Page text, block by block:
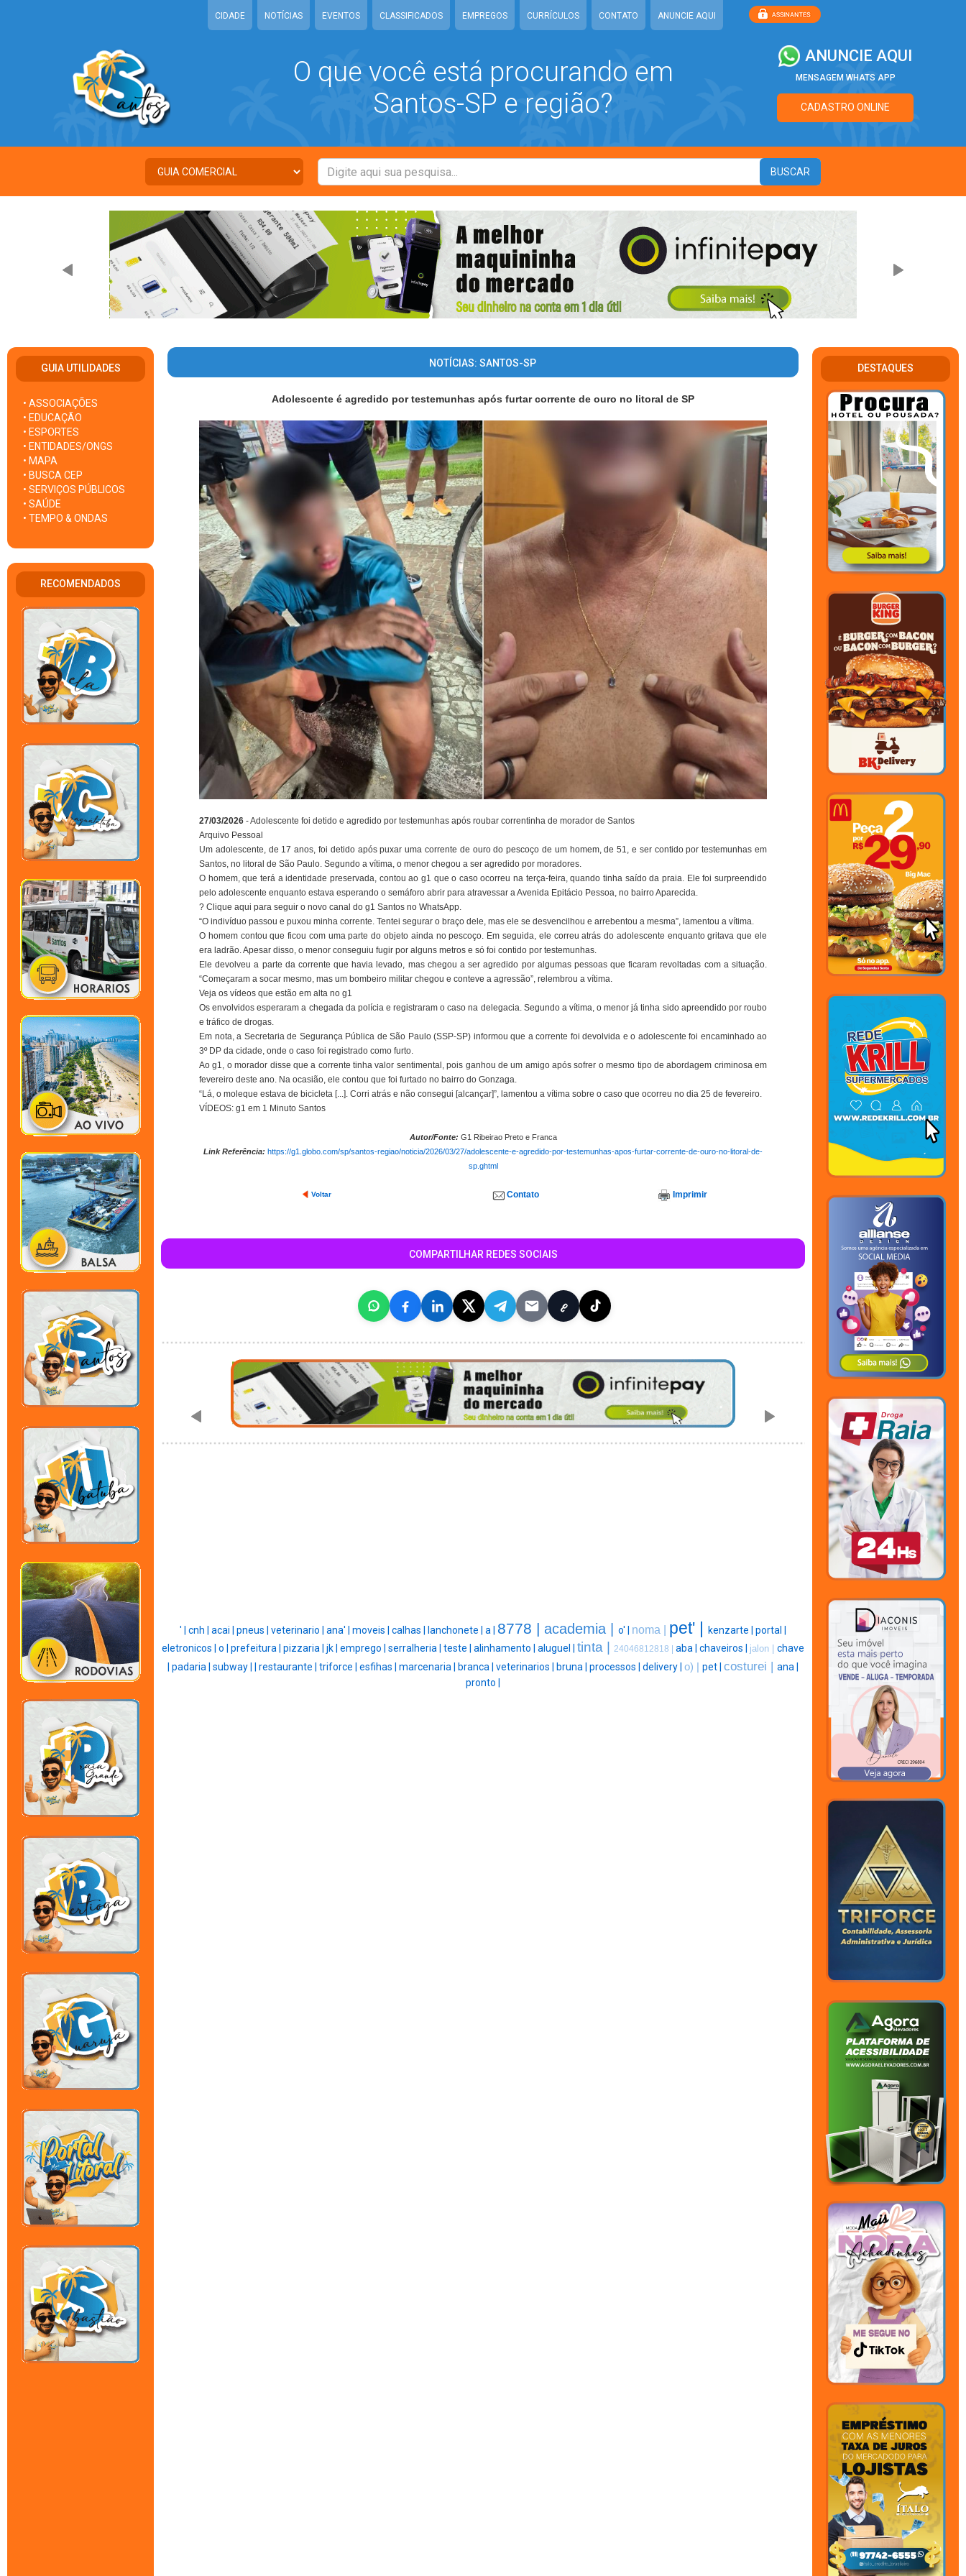
CIDADE NOTÍCIAS EVENTOS CLASSIFICADOS EMPREGOS CURRÍCULOS CONTATO ANUNCIE AQUI
O que você está procurando em
Santos-SP e região?
ANUNCIE AQUI
MENSAGEM WHATS APP
CADASTRO ONLINE
GUIA UTILIDADES
• ASSOCIAÇÕES
• EDUCAÇÃO
• ESPORTES
• ENTIDADES/ONGS
• MAPA
• BUSCA CEP
• SERVIÇOS PÚBLICOS
• SAÚDE
• TEMPO & ONDAS
RECOMENDADOS
NOTÍCIAS: SANTOS-SP
Adolescente é agredido por testemunhas após furtar corrente de ouro no litoral de SP
27/03/2026 - Adolescente foi detido e agredido por testemunhas após roubar correntinha de morador de Santos
Arquivo Pessoal
Um adolescente, de 17 anos, foi detido após puxar uma corrente de ouro do pescoço de um homem, de 51, e ser contido por testemunhas em
Santos, no litoral de São Paulo. Segundo a vítima, o menor chegou a ser agredido por moradores.
O homem, que terá a identidade preservada, contou ao g1 que o caso ocorreu na terça-feira, quando tinha saído da praia. Ele foi surpreendido
pelo adolescente enquanto estava esperando o semáforo abrir para atravessar a Avenida Epitácio Pessoa, no bairro Aparecida.
? Clique aqui para seguir o novo canal do g1 Santos no WhatsApp.
“O indivíduo passou e puxou minha corrente. Tentei segurar o braço dele, mas ele se desvencilhou e arrebentou a mesma”, lamentou a vítima.
O homem contou que ficou com uma parte do objeto ainda no pescoço. Em seguida, ele correu atrás do adolescente enquanto gritava que ele
era ladrão. Apesar disso, o menor conseguiu fugir por alguns metros e só foi contido por testemunhas.
Ele devolveu a parte da corrente que havia levado, mas chegou a ser agredido por algumas pessoas que ficaram revoltadas com a situação.
“Começaram a socar mesmo, mas um bombeiro militar chegou e conteve a agressão”, relembrou a vítima.
Veja os vídeos que estão em alta no g1
Os envolvidos esperaram a chegada da polícia e registraram o caso na delegacia. Segundo a vítima, o menor já tinha sido apreendido por roubo
e tráfico de drogas.
Em nota, a Secretaria de Segurança Pública de São Paulo (SSP-SP) informou que a corrente foi devolvida e o adolescente foi encaminhado ao
3º DP da cidade, onde o caso foi registrado como furto.
Ao g1, o morador disse que a corrente tinha valor sentimental, pois ganhou de um amigo após sofrer o mesmo tipo de abordagem criminosa em
fevereiro deste ano. Na ocasião, ele contou que foi furtado no bairro do Gonzaga.
“Lá, o moleque estava de bicicleta [...]. Corri atrás e não consegui [alcançar]”, lamentou a vítima sobre o caso que ocorreu no dia 25 de fevereiro.
VÍDEOS: g1 em 1 Minuto Santos
Autor/Fonte: G1 Ribeirao Preto e Franca
Link Referência: https://g1.globo.com/sp/santos-regiao/noticia/2026/03/27/adolescente-e-agredido-por-testemunhas-apos-furtar-corrente-de-ouro-no-litoral-de-
sp.ghtml
Voltar Contato Imprimir
COMPARTILHAR REDES SOCIAIS
' | cnh | acai | pneus | veterinario | ana' | moveis | calhas | lanchonete | a | 8778 | academia | o' | noma | pet' | kenzarte | portal |
eletronicos | o | prefeitura | pizzaria | jk | emprego | serralheria | teste | alinhamento | aluguel | tinta | 24046812818 | aba | chaveiros | jalon | chave
padaria | subway | restaurante | triforce | esfihas | marcenaria | branca | veterinarios | bruna | processos | delivery | o) | pet | costurei | ana |
pronto |
DESTAQUES